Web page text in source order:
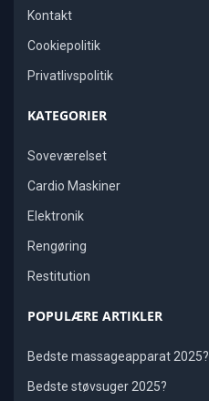
Kontakt
Cookiepolitik
Privatlivspolitik
KATEGORIER
Soveværelset
Cardio Maskiner
Elektronik
Rengøring
Restitution
POPULÆRE ARTIKLER
Bedste massageapparat 2025?
Bedste støvsuger 2025?